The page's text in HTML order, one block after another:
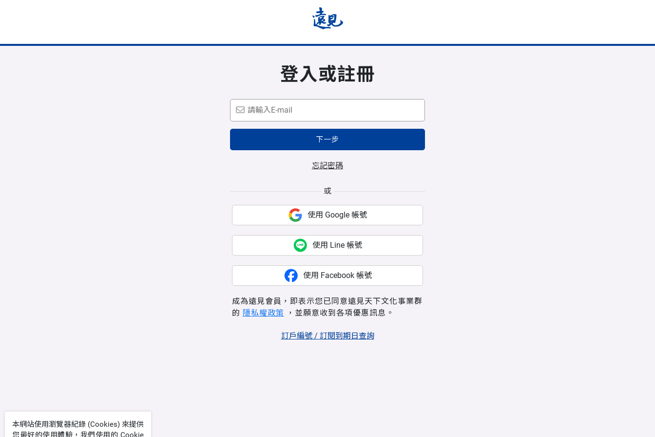
登入或註冊
下一步
忘記密碼
或
使用 Google 帳號
使用 Line 帳號
使用 Facebook 帳號
成為遠見會員，即表示您已同意遠見天下文化事業群
的 隱私權政策 ，並願意收到各項優惠訊息。
訂戶編號 / 訂閱到期日查詢
本網站使用瀏覽器紀錄 (Cookies) 來提供
您最好的使用體驗，我們使用的 Cookie